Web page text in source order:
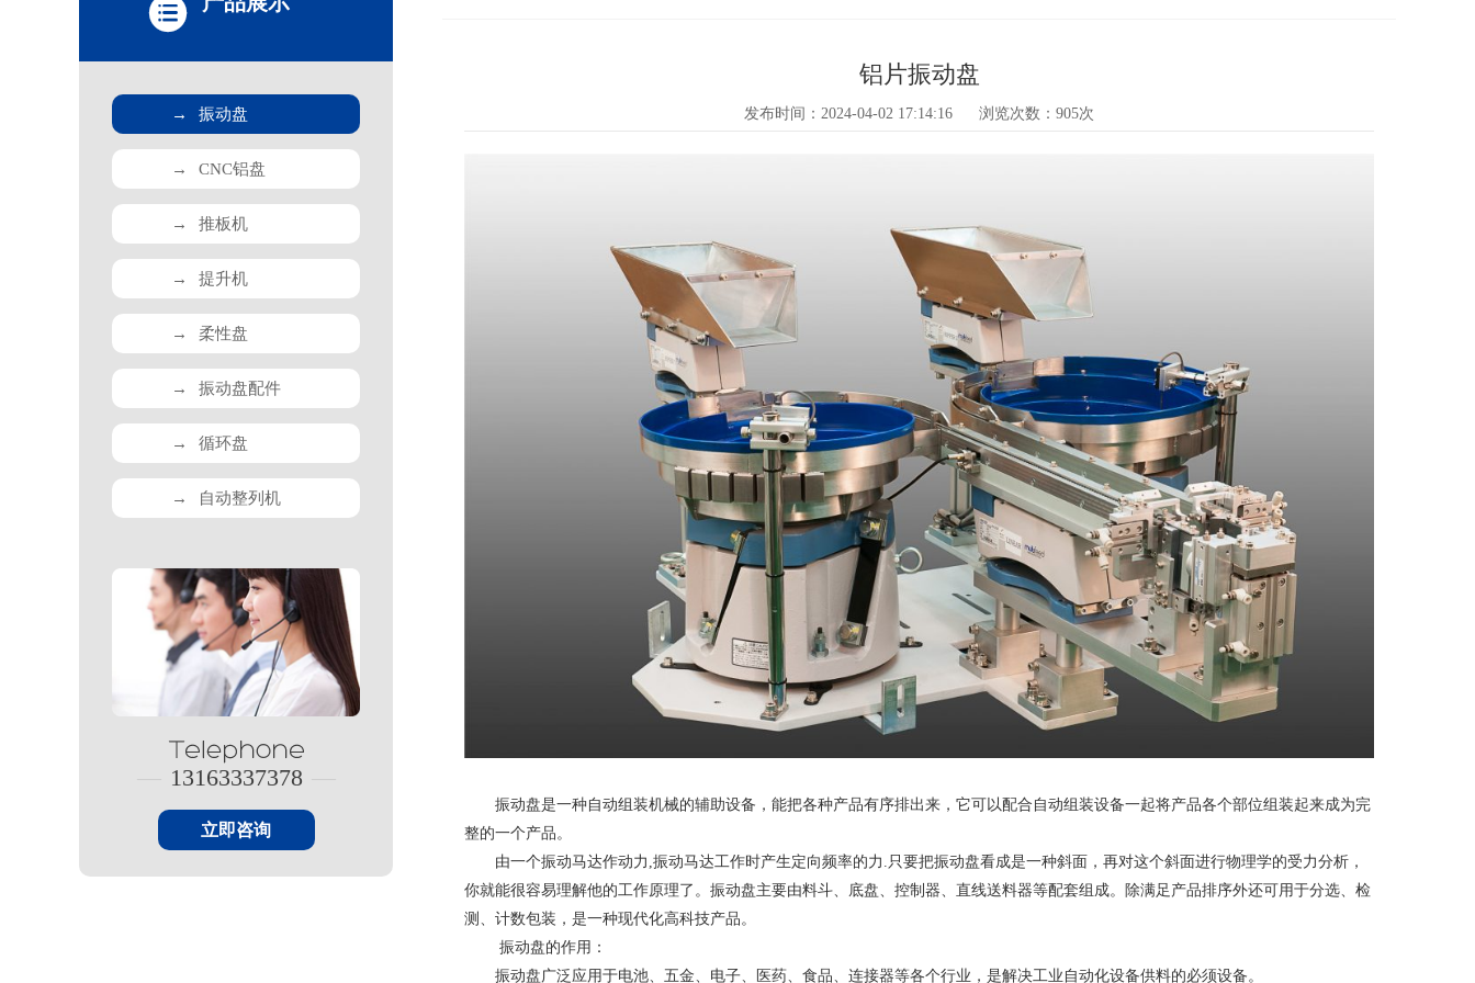
→ 振动盘
→ CNC铝盘
→ 推板机
→ 提升机
→ 柔性盘
→ 振动盘配件
→ 循环盘
→ 自动整列机
13163337378
立即咨询
铝片振动盘
发布时间：2024-04-02 17:14:16 浏览次数：905次
振动盘是一种自动组装机械的辅助设备，能把各种产品有序排出来，它可以配合自动组装设备一起将产品各个部位组装起来成为完
整的一个产品。
由一个振动马达作动力,振动马达工作时产生定向频率的力.只要把振动盘看成是一种斜面，再对这个斜面进行物理学的受力分析，
你就能很容易理解他的工作原理了。振动盘主要由料斗、底盘、控制器、直线送料器等配套组成。除满足产品排序外还可用于分选、检
测、计数包装，是一种现代化高科技产品。
振动盘的作用：
振动盘广泛应用于电池、五金、电子、医药、食品、连接器等各个行业，是解决工业自动化设备供料的必须设备。